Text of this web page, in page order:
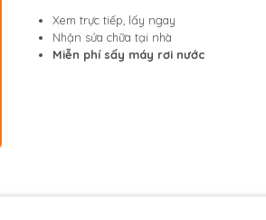
Xem trực tiếp, lấy ngay
Nhận sửa chữa tại nhà
Miễn phí sấy máy rơi nước